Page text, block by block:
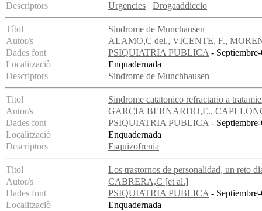
Descriptors
Urgencies Drogaaddiccio
Títol
Sindrome de Munchausen
Autor/s
ALAMO,C del., VICENTE, F.,
Dades font
PSIQUIATRIA PUBLICA-
Localitzaciò
Enquadernada
Descriptors
Sindrome de Munchhausen
Títol
Sindrome catatonico refractario a
Autor/s
GARCIA BERNARDO,E.,
Dades font
PSIQUIATRIA PUBLICA-
Localitzaciò
Enquadernada
Descriptors
Esquizofrenia
Títol
Los trastornos de personalidad, un reto
Autor/s
CABRERA,C [et al.]
Dades font
PSIQUIATRIA PUBLICA-
Localitzaciò
Enquadernada